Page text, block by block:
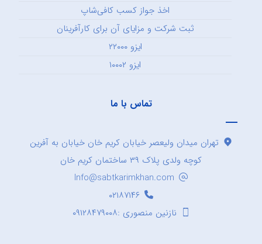
اخذ جواز کسب کافی‌شاپ
ثبت شرکت و مزایای آن برای کارآفرینان
ایزو ۲۲۰۰۰
ایزو ۱۰۰۰۲
تماس با ما
تهران میدان ولیعصر خیابان کریم خان خیابان به آفرین
کوچه ولدی پلاک ۳۹ ساختمان کریم خان
Info@sabtkarimkhan.com
۰۲۱۸۷۱۴۶
نازنین منصوری :۰۹۱۲۸۴۷۹۰۰۸